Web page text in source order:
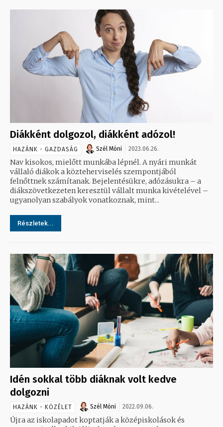
Diákként dolgozol, diákként adózol!
HAZÁNK - GAZDASÁG Szél Móni 2023.06.26.
Nav kisokos, mielőtt munkába lépnél. A nyári munkát
vállaló diákok a közteherviselés szempontjából
felnőttnek számítanak. Bejelentésükre, adózásukra – a
diákszövetkezeten keresztül vállalt munka kivételével –
ugyanolyan szabályok vonatkoznak, mint...
Részletek...
Idén sokkal több diáknak volt kedve
dolgozni
HAZÁNK - KÖZÉLET Szél Móni 2022.09.06.
Újra az iskolapadot koptatják a középiskolások és